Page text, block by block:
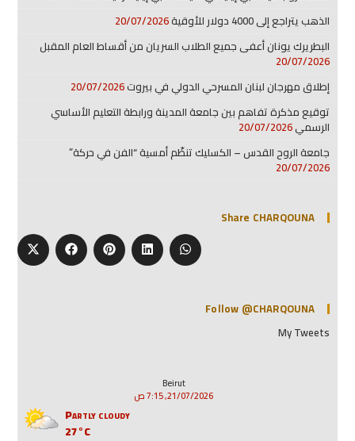
الذهب يتراجع إلى 4000 دولار للأوقية
20/07/2026
البطريرك يونان أعفى جميع الطلاب السريان من أقساط العام المقبل
20/07/2026
إطلاق مهرجان لبنان المسرحي الدولي في بيروت20/07/2026
توقيع مذكرة تفاهم بين جامعة المدينة ورابطة التعليم الأساسي
الرسمي20/07/2026
جامعة الروح القدس – الكسليك تنظّم أمسية “الفن في حركة”
20/07/2026
Share CHARQOUNA
Follow @CHARQOUNA
My Tweets
Beirut
21/07/2026, 7:15 ص
Partly cloudy
27°C